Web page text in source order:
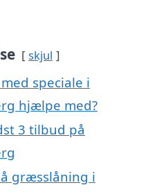
skjul
speciale i
hjælpe med?
3 tilbud på
græsslåning i